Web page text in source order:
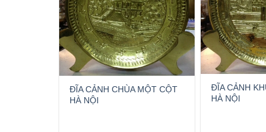
ĐĨA CẢNH CHÙA MỘT CỘT
HÀ NỘI
ĐĨA CẢNH
HÀ NỘI